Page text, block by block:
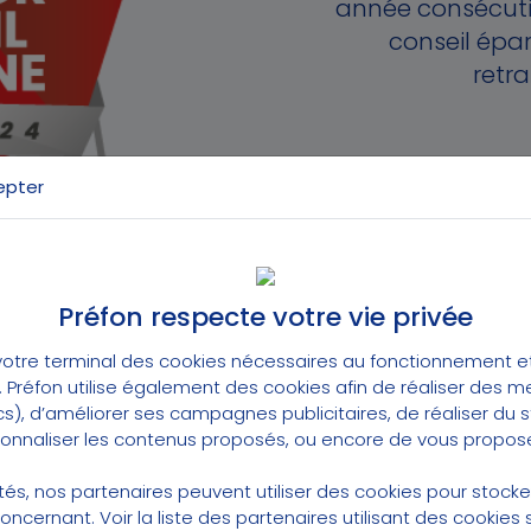
année
conseil
qualité de la relation client sur l'ensemble des
15 octobre 2024 à Paris, où 24 établissements
des clients mystères selon 87 critères,
conseillers.
Préfon respecte votre vie privée
terminal des cookies nécessaires au fonctionnement
utilise également des cookies afin de réaliser des
d’améliorer ses campagnes publicitaires, de réaliser du
les contenus proposés, ou encore de vous
nos partenaires peuvent utiliser des cookies pour
Voir la liste des partenaires utilisant des cookies